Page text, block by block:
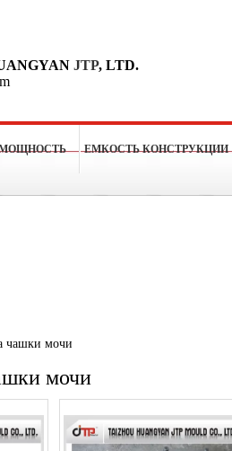
JTP, LTD.
МОЩНОСТЬ ЕМКОСТЬ КОНСТРУКЦИИ
чашки мочи
мочи